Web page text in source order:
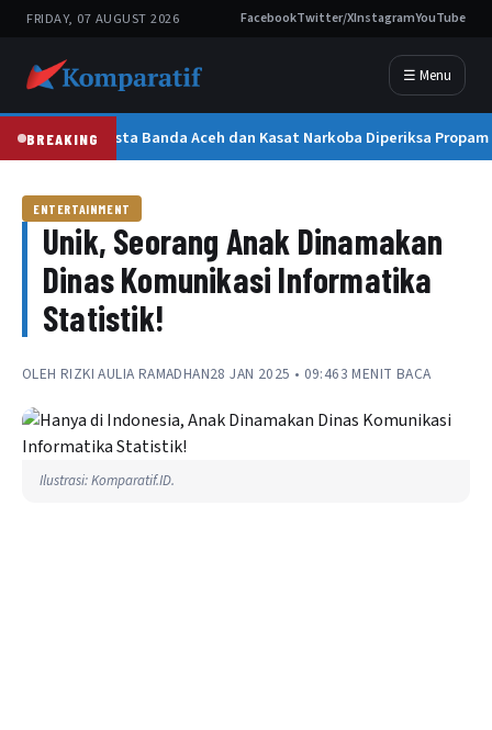
FRIDAY, 07 AUGUST 2026 FacebookTwitter/XInstagramYouTube
☰ Menu
BREAKING
Kapolresta Banda Aceh dan Kasat Narkoba Diperiksa Propam
ENTERTAINMENT
Unik, Seorang Anak Dinamakan
Dinas Komunikasi Informatika
Statistik!
OLEH RIZKI AULIA RAMADHAN28 JAN 2025 • 09:463 MENIT BACA
Ilustrasi: Komparatif.ID.